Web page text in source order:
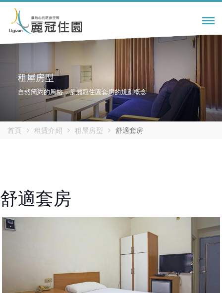
租屋房型
自然簡約的風格，是麗冠住園套房的規劃概念
首頁 租賃介紹 租屋房型 舒適套房
舒適套房